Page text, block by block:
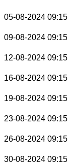
05-08-2024 09:15
09-08-2024 09:15
12-08-2024 09:15
16-08-2024 09:15
19-08-2024 09:15
23-08-2024 09:15
26-08-2024 09:15
30-08-2024 09:15